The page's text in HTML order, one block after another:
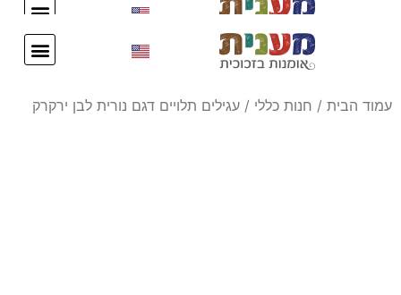
עמוד הבית / חנות כללי / עגילים תלויים דגם נורית לבן ירקרק